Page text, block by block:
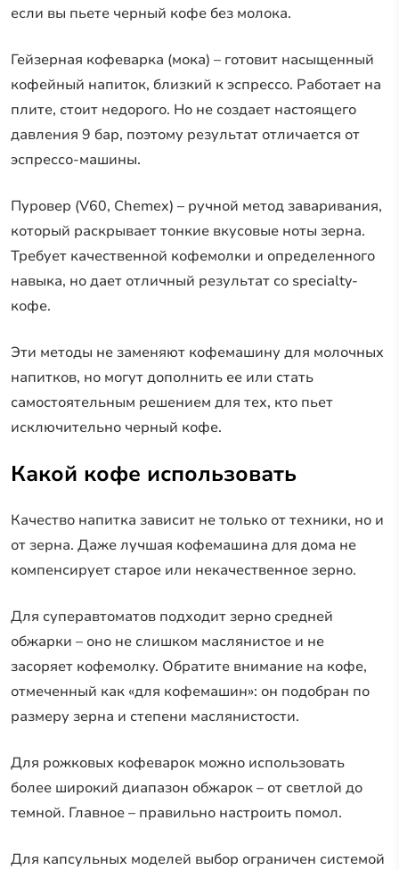
если вы пьете черный кофе без молока.
Гейзерная кофеварка (мока) – готовит насыщенный
кофейный напиток, близкий к эспрессо. Работает на
плите, стоит недорого. Но не создает настоящего
давления 9 бар, поэтому результат отличается от
эспрессо-машины.
Пуровер (V60, Chemex) – ручной метод заваривания,
который раскрывает тонкие вкусовые ноты зерна.
Требует качественной кофемолки и определенного
навыка, но дает отличный результат со specialty-
кофе.
Эти методы не заменяют кофемашину для молочных
напитков, но могут дополнить ее или стать
самостоятельным решением для тех, кто пьет
исключительно черный кофе.
Какой кофе использовать
Качество напитка зависит не только от техники, но и
от зерна. Даже лучшая кофемашина для дома не
компенсирует старое или некачественное зерно.
Для суперавтоматов подходит зерно средней
обжарки – оно не слишком маслянистое и не
засоряет кофемолку. Обратите внимание на кофе,
отмеченный как «для кофемашин»: он подобран по
размеру зерна и степени маслянистости.
Для рожковых кофеварок можно использовать
более широкий диапазон обжарок – от светлой до
темной. Главное – правильно настроить помол.
Для капсульных моделей выбор ограничен системой